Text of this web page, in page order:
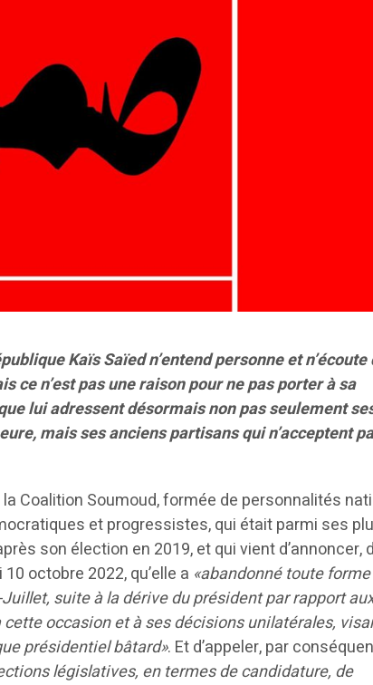
Kaïs Saïed n’entend personne et n’écoute
ce n’est pas une raison pour ne pas porter à sa
lui adressent désormais non pas seulement
mais ses anciens partisans qui n’acceptent
la Coalition Soumoud, formée de personnalités
et progressistes, qui était parmi ses
son élection en 2019, et qui vient d’annoncer,
octobre 2022, qu’elle a «abandonné toute
suite à la dérive du président par rapport
occasion et à ses décisions unilatérales,
présidentiel bâtard». Et d’appeler, par
législatives, en termes de candidature, de